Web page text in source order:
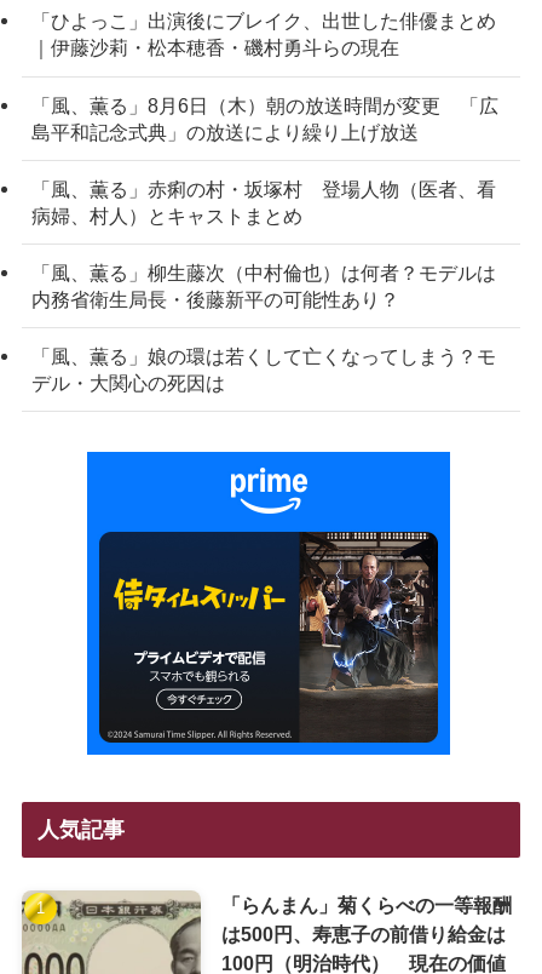
「ひよっこ」出演後にブレイク、出世した俳優まとめ
｜伊藤沙莉・松本穂香・磯村勇斗らの現在
「風、薫る」8月6日（木）朝の放送時間が変更 「広
島平和記念式典」の放送により繰り上げ放送
「風、薫る」赤痢の村・坂塚村 登場人物（医者、看
病婦、村人）とキャストまとめ
「風、薫る」柳生藤次（中村倫也）は何者？モデルは
内務省衛生局長・後藤新平の可能性あり？
「風、薫る」娘の環は若くして亡くなってしまう？モ
デル・大関心の死因は
人気記事
「らんまん」菊くらべの一等報酬
は500円、寿恵子の前借り給金は
100円（明治時代） 現在の価値